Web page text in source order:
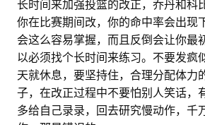
长时间来加强投篮的改正，乔丹和科
你在比赛期间改，你的命中率会出现
会这么容易掌握，而且反倒会让你最
以必须找个长时间来练习。不要发疯
天就休息，要坚持住，合理分配体力
子，在改正过程中不要怕别人笑话，
多给自己录录，回去研究慢动作，千